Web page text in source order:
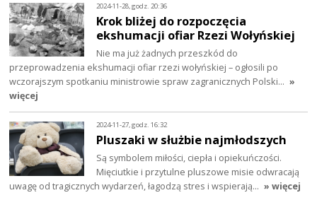
2024-11-28, godz. 20:36
Krok bliżej do rozpoczęcia
ekshumacji ofiar Rzezi Wołyńskiej
Nie ma już żadnych przeszkód do
przeprowadzenia ekshumacji ofiar rzezi wołyńskiej – ogłosili po
wczorajszym spotkaniu ministrowie spraw zagranicznych Polski… »
więcej
2024-11-27, godz. 16:32
Pluszaki w służbie najmłodszych
Są symbolem miłości, ciepła i opiekuńczości.
Mięciutkie i przytulne pluszowe misie odwracają
uwagę od tragicznych wydarzeń, łagodzą stres i wspierają… » więcej